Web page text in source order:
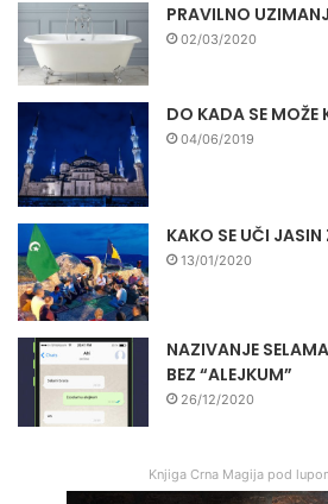
PRAVILNO
02/03/2020
DO KADA SE
04/06/2019
KAKO SE UČI JASIN
13/01/2020
NAZIVANJE
BEZ “ALEJKUM”
26/12/2020
Knjiga Crna Magija pod